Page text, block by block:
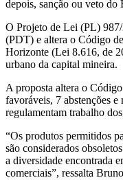
depois, sanção ou veto do
O Projeto de Lei (PL)
(PDT) e altera o Código
Horizonte (Lei 8.616, de
urbano da capital mineira.
A proposta altera o
favoráveis, 7 abstenções
regulamentam trabalho
“Os produtos permitidos
são considerados
a diversidade encontrada
comerciais”, ressalta